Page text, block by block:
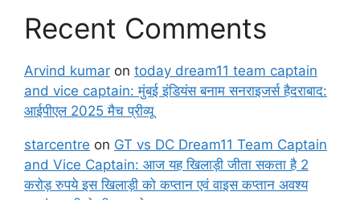
Recent Comments
Arvind kumar on today dream11 team captain
and vice captain: मुंबई इंडियंस बनाम सनराइजर्स हैदराबाद:
आईपीएल 2025 मैच प्रीव्यू
starcentre on GT vs DC Dream11 Team Captain
and Vice Captain: आज यह खिलाड़ी जीता सकता है 2
करोड़ रुपये इस खिलाड़ी को कप्तान एवं वाइस कप्तान अवश्य